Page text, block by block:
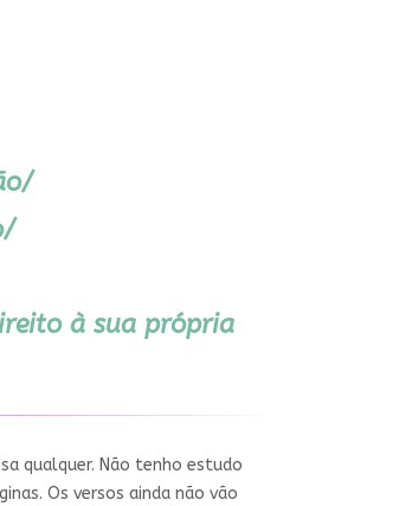
à sua própria
qualquer. Não tenho estudo
Os versos ainda não vão